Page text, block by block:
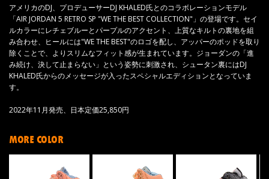
アメリカのDJ、プロデューサーDJ KHALED氏とのコラボレーションモデル
「AIR JORDAN 5 RETRO SP "WE THE BEST COLLECTION"」の登場です。セイ
ルカラーにレチェブルーとパープルのアクセント、上質なキルトの裏地を組
み合わせ、ヒールには"WE THE BEST"のロゴを配し、アッパーのポッドを取り
除くことで、よりスリムなフィット感が生まれています。ジョーダンの「進
み続け、決して止まらない」という姿勢に刺激され、シュータン裏にはDJ
KHALED氏からのメッセージが入ったスペシャルエディションとなっていま
す。
2022年11月発売、日本定価25,850円
MORE COLOR